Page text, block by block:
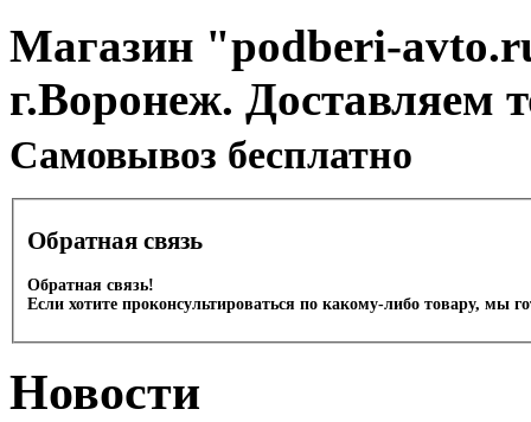
Магазин "podberi-
г.Воронеж. Доставляем
Cамовывоз бесплатно
Обратная связь
Обратная связь!
Если хотите проконсультироваться по какому-либо товару, мы
Новости